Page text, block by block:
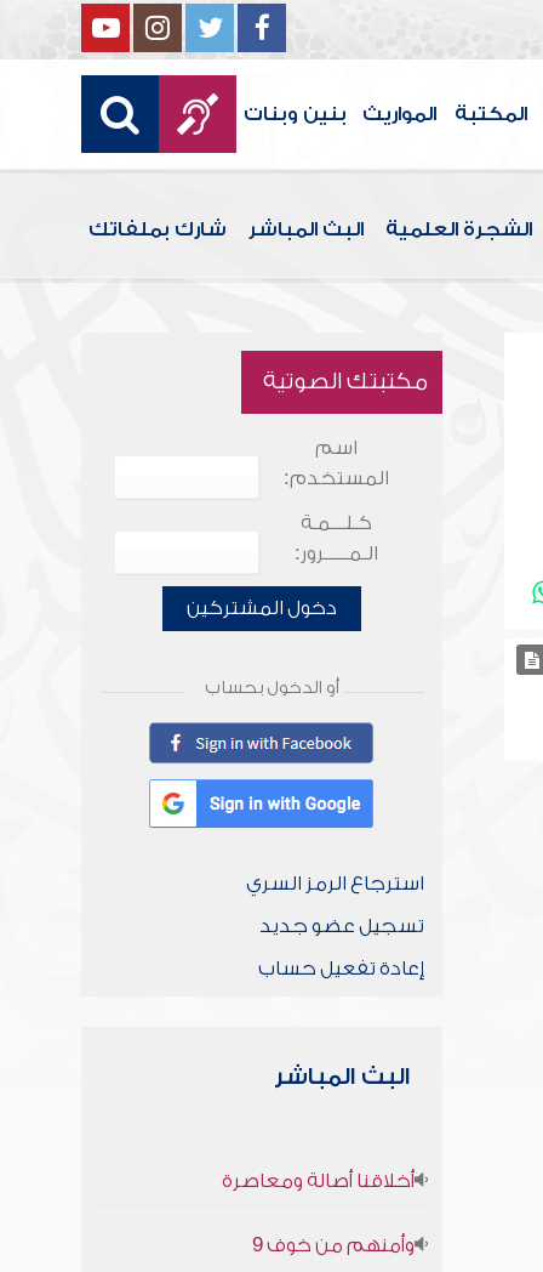
المكتبة المواريث بنين وبنات
الشجرة العلمية البث المباشر شارك بملفاتك
مكتبتك الصوتية
اسم
المستخدم:
كـلـــمـة
الـمـــــرور:
دخول المشتركين
أو الدخول بحساب
استرجاع الرمز السري
تسجيل عضو جديد
إعادة تفعيل حساب
البث المباشر
أخلاقنا أصالة ومعاصرة
وأمنهم من خوف 9